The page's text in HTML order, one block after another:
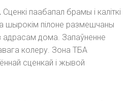
Сценкі паабапал брамы і каліткі
шырокім пілоне размешчаны
адрасам дома. Запаўненне
колеру. Зона ТБА
сценкай і жывой